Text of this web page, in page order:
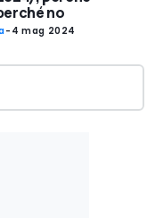
no
- 4 mag 2024